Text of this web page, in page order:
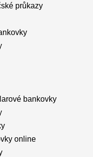
průkazy
bankovky
online